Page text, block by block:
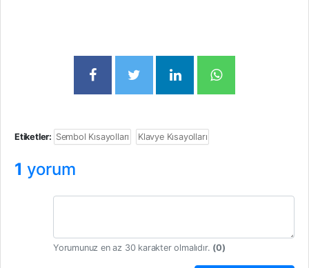
Etiketler: Sembol Kısayolları Klavye Kısayolları
1 yorum
Yorumunuz en az 30 karakter olmalıdır. (0)